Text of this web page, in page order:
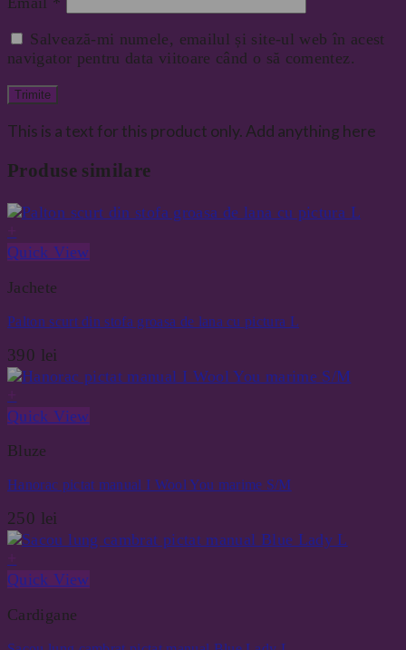
Salvează-mi numele, emailul și site-ul web în acest
navigator pentru data viitoare când o să comentez.
This is a text for this product only. Add anything here
Produse similare
Quick View
Jachete
Palton scurt din stofa groasa de lana cu pictura L
390 lei
Quick View
Bluze
Hanorac pictat manual I Wool You marime S/M
250 lei
Quick View
Cardigane